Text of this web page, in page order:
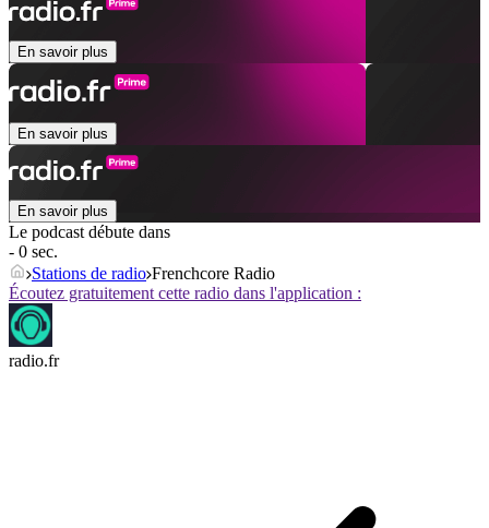
En savoir plus
En savoir plus
En savoir plus
Le podcast débute dans
- 0 sec.
Stations de radio Frenchcore Radio
Écoutez gratuitement cette radio dans l'application :
radio.fr